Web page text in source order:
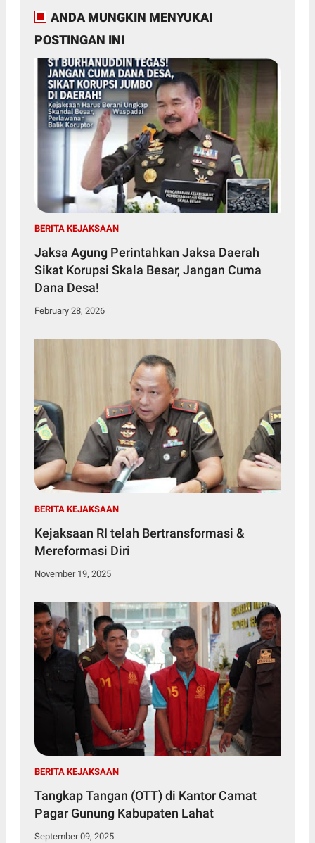
ANDA MUNGKIN MENYUKAI
POSTINGAN INI
BERITA KEJAKSAAN
Jaksa Agung Perintahkan Jaksa Daerah
Sikat Korupsi Skala Besar, Jangan Cuma
Dana Desa!
February 28, 2026
BERITA KEJAKSAAN
Kejaksaan RI telah Bertransformasi &
Mereformasi Diri
November 19, 2025
BERITA KEJAKSAAN
Tangkap Tangan (OTT) di Kantor Camat
Pagar Gunung Kabupaten Lahat
September 09, 2025